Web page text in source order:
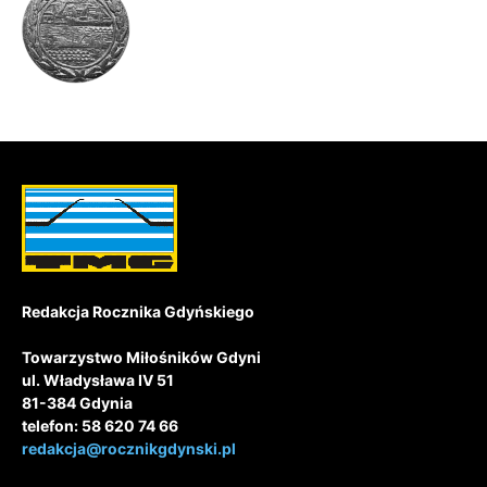
Redakcja Rocznika Gdyńskiego
Towarzystwo Miłośników Gdyni
ul. Władysława IV 51
81-384 Gdynia
telefon: 58 620 74 66
redakcja@rocznikgdynski.pl